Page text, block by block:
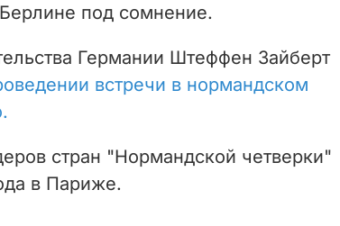
под сомнение.
Германии Штеффен Зайберт
встречи в нормандском
стран "Нормандской четверки"
в Париже.